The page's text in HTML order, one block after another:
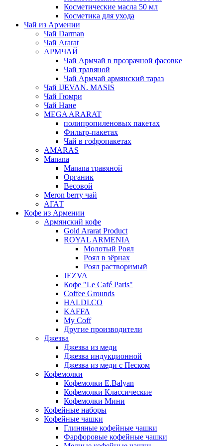
Косметические масла 50 мл
Косметика для ухода
Чай из Армении
Чай Darman
Чай Ararat
АРМЧАЙ
Чай Армчай в прозрачной фасовке
Чай травяной
Чай Армчай армянский тараз
Чай IJEVAN. MASIS
Чай Гюмри
Чай Нане
MEGA ARARAT
полипропиленовых пакетах
Фильтр-пакетах
Чай в гофропакетах
AMARAS
Manana
Manana травяной
Органик
Весовой
Meron berry чай
АГАТ
Кофе из Армении
Армянский кофе
Gold Ararat Product
ROYAL ARMENIA
Молотый Роял
Роял в зёрнах
Роял растворимый
JEZVA
Кофе "Le Café Paris"
Coffee Grounds
HALDI.CO
KAFFA
My Coff
Другие производители
Джезва
Джезва из меди
Джезва индукционной
Джезва из меди с Песком
Кофемолки
Кофемолки E.Balyan
Кофемолки Классические
Кофемолки Мини
Кофейные наборы
Кофейные чашки
Глиняные кофейные чашки
Фарфоровые кофейные чашки